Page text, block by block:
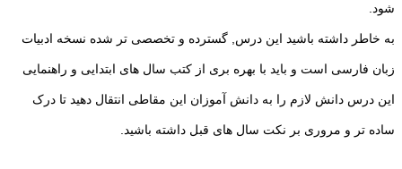
شود.
به خاطر داشته باشید این درس, گسترده و تخصصی تر شده نسخه ادبیات
زبان فارسی است و باید با بهره بری از کتب سال های ابتدایی و راهنمایی
این درس دانش لازم را به دانش آموزان این مقاطی انتقال دهید تا درک
ساده تر و مروری بر نکت سال های قبل داشته باشید.